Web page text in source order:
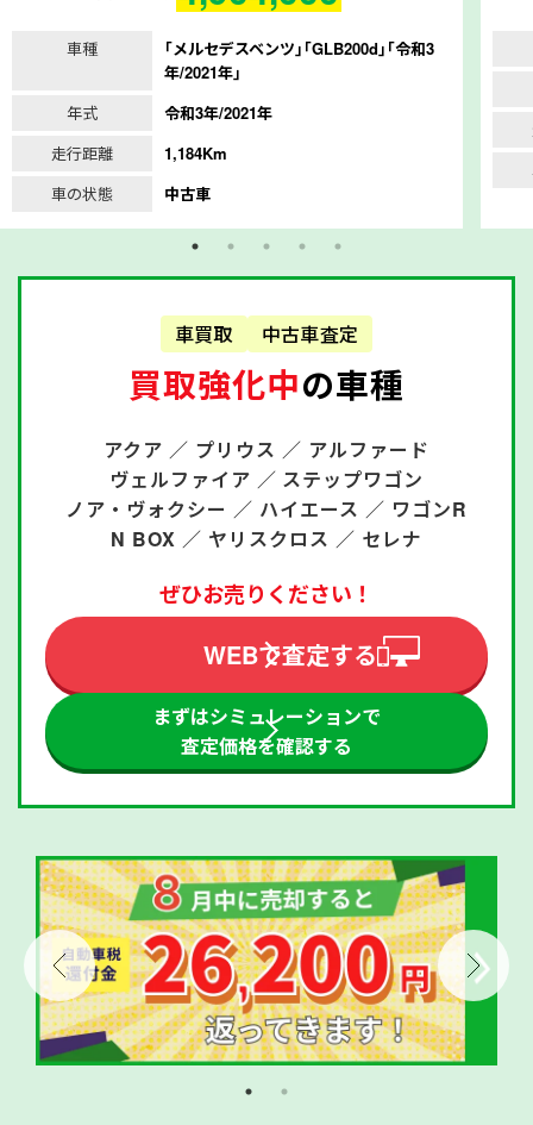
車種
｢メルセデスベンツ｣｢GLB200d｣｢令和3
年/2021年｣
年式
令和3年/2021年
走行距離
1,184Km
車の状態
中古車
車買取 中古車査定
買取強化中の車種
アクア ／ プリウス ／ アルファード
ヴェルファイア ／ ステップワゴン
ノア・ヴォクシー ／ ハイエース ／ ワゴンR
N BOX ／ ヤリスクロス ／ セレナ
ぜひお売りください！
WEBで査定する
まずはシミュレーションで
査定価格を確認する